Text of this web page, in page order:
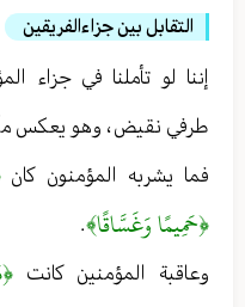
التقابل بين جزاءالفريقين
إننا لو تأملنا في جزاء
طرفي نقيض ، وهو يعكس
فما يشربه المؤمنون كان
﴿حَمِيمًا وَغَسَّاقًا﴾.
وعاقبة المؤمنين كانت